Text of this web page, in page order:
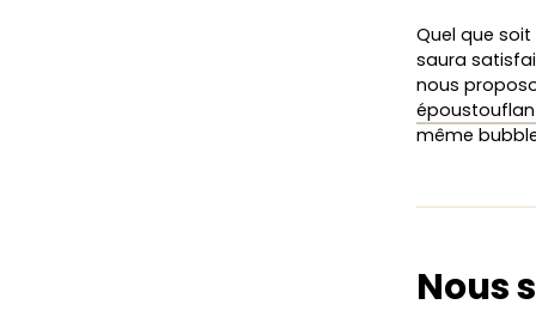
Quel que
saura
nous
même
Nous